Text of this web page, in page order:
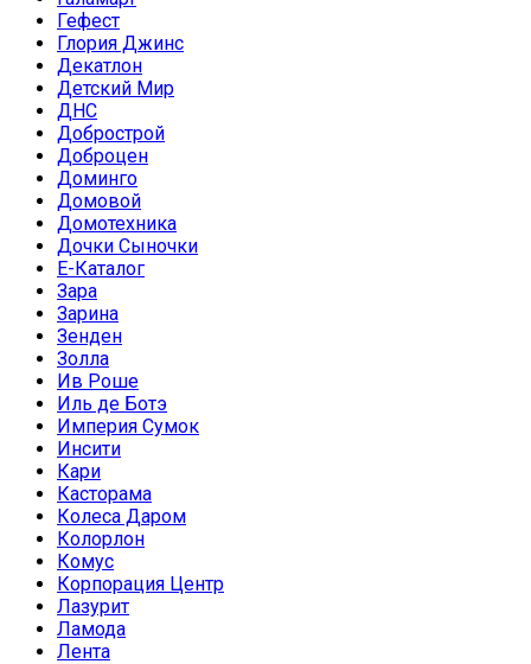
Гефест
Глория Джинс
Декатлон
Детский Мир
ДНС
Добрострой
Доброцен
Доминго
Домовой
Домотехника
Дочки Сыночки
Е-Каталог
Зара
Зарина
Зенден
Золла
Ив Роше
Иль де Ботэ
Империя Сумок
Инсити
Кари
Касторама
Колеса Даром
Колорлон
Комус
Корпорация Центр
Лазурит
Ламода
Лента